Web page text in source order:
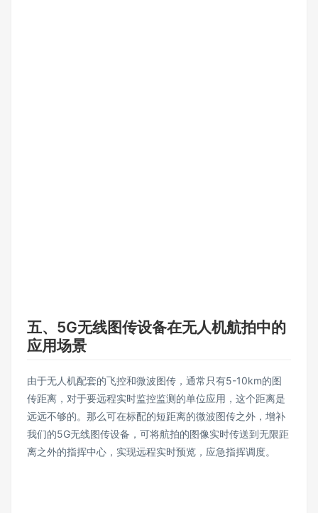
五、5G无线图传设备在无人机航拍中的
应用场景
由于无人机配套的飞控和微波图传，通常只有5-10km的图
传距离，对于要远程实时监控监测的单位应用，这个距离是
远远不够的。那么可在标配的短距离的微波图传之外，增补
我们的5G无线图传设备，可将航拍的图像实时传送到无限距
离之外的指挥中心，实现远程实时预览，应急指挥调度。